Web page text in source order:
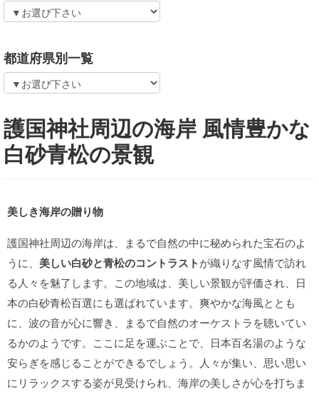
都道府県別一覧
護国神社周辺の海岸 風情豊かな
白砂青松の景観
美しき海岸の贈り物
護国神社周辺の海岸は、まるで自然の中に秘められた宝石のよ
うに、 美しい白砂と青松のコントラストが織りなす風情で訪れ
る人々を魅了します。この地域は、美しい景観が評価され、日
本の白砂青松百選にも選ばれています。爽やかな海風ととも
に、波の音が心に響き、まるで自然のオーケストラを聴いてい
るかのようです。ここに足を運ぶことで、日本百名湯のような
安らぎを感じることができるでしょう。人々が集い、思い思い
にリラックスする姿が見受けられ、海岸の美しさが心を打ちま